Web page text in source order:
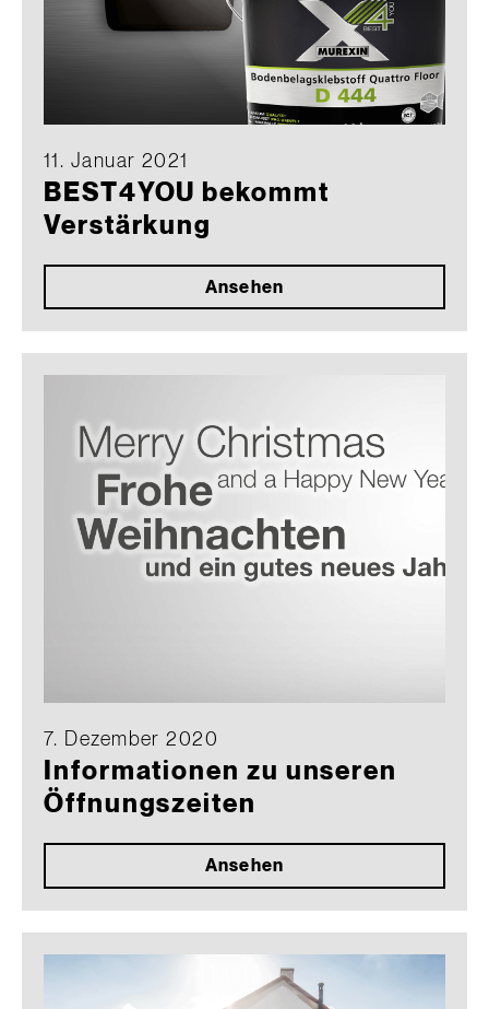
11. Januar 2021
BEST4YOU bekommt
Verstärkung
Ansehen
7. Dezember 2020
Informationen zu unseren
Öffnungszeiten
Ansehen